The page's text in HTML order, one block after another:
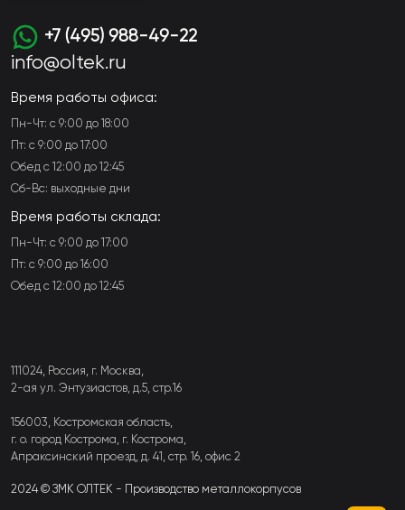
+7 (495) 988-49-22
info@oltek.ru
Время работы офиса:
Пн-Чт: с 9:00 до 18:00
Пт: с 9:00 до 17:00
Обед с 12:00 до 12:45
Сб-Вс: выходные дни
Время работы склада:
Пн-Чт: с 9:00 до 17:00
Пт: с 9:00 до 16:00
Обед с 12:00 до 12:45
111024, Россия, г. Москва,
2-ая ул. Энтузиастов, д.5, стр.16
156003, Костромская область,
г. о. город Кострома, г. Кострома,
Апраксинский проезд, д. 41, стр. 16, офис 2
2024 © ЗМК ОЛТЕК - Производство металлокорпусов